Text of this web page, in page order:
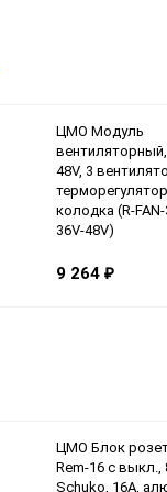
ЦМО Модуль
48V, 3
колодка (R-
36V-48V)
9 264 ₽
ЦМО Блок
Rem-16 с выкл.,
Schuko, 16A,